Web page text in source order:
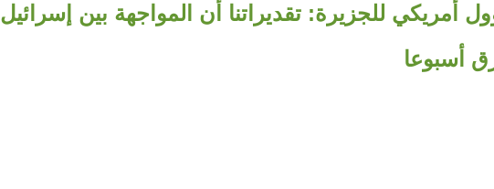
أمريكي للجزيرة: تقديراتنا أن المواجهة بين إسرائيل
أسبوعا